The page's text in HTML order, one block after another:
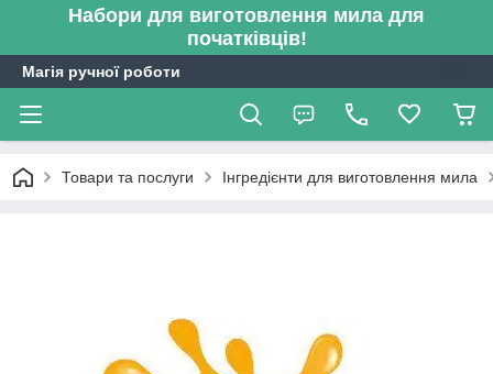
Набори для виготовлення мила для
початківців!
Магія ручної роботи
Товари та послуги Інгредієнти для виготовлення мила